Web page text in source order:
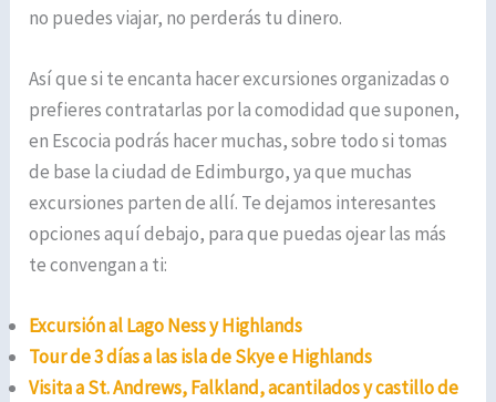
no puedes viajar, no perderás tu dinero.
Así que si te encanta hacer excursiones organizadas o
prefieres contratarlas por la comodidad que suponen,
en Escocia podrás hacer muchas, sobre todo si tomas
de base la ciudad de Edimburgo, ya que muchas
excursiones parten de allí. Te dejamos interesantes
opciones aquí debajo, para que puedas ojear las más
te convengan a ti:
Excursión al Lago Ness y Highlands
Tour de 3 días a las isla de Skye e Highlands
Visita a St. Andrews, Falkland, acantilados y castillo de